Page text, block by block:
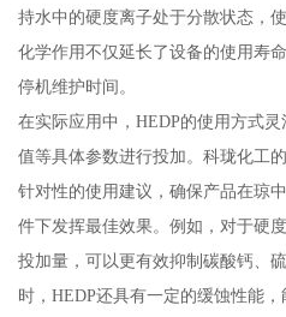
持水中的硬度离子处于分散状态，
化学作用不仅延长了设备的使用寿
停机维护时间。
在实际应用中，HEDP的使用方式
值等具体参数进行投加。科珑化工
针对性的使用建议，确保产品在琼
件下发挥最佳效果。例如，对于硬
投加量，可以更有效抑制碳酸钙、
时，HEDP还具有一定的缓蚀性能